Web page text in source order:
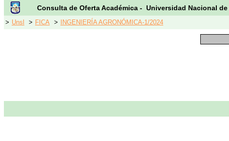
Consulta de Oferta Académica - Universidad Nacional
> Unsl > FICA > INGENIERÍA AGRONÓMICA-1/2024